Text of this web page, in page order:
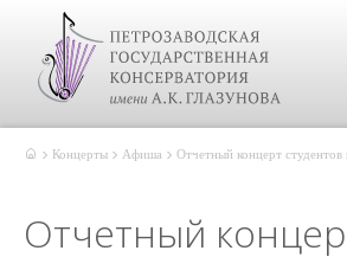
Концерты Афиша Отчетный концерт студентов
Отчетный